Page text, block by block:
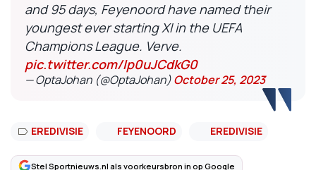
and 95 days, Feyenoord have named their
youngest ever starting XI in the UEFA
Champions League. Verve.
pic.twitter.com/Ip0uJCdkG0
— OptaJohan (@OptaJohan)October 25, 2023
EREDIVISIE FEYENOORD EREDIVISIE
Stel Sportnieuws.nl als voorkeursbron in op Google